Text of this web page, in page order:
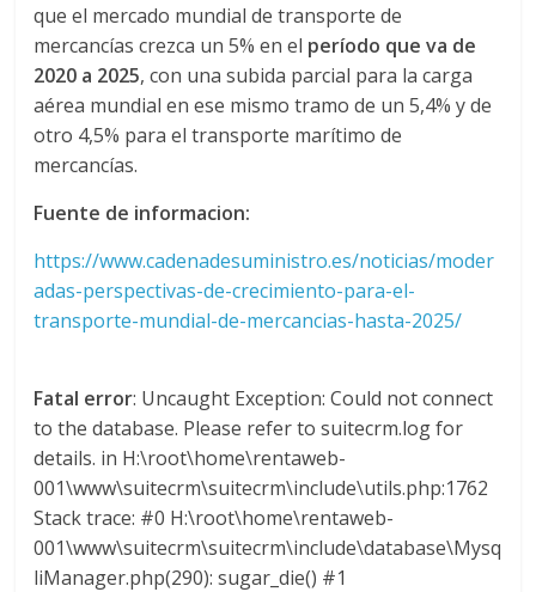
p
o
s
y
M
a
q
u
que el mercado mundial de transporte de
mercancías crezca un 5% en el período que va de
2020 a 2025, con una subida parcial para la carga
aérea mundial en ese mismo tramo de un 5,4% y de
otro 4,5% para el transporte marítimo de
mercancías.
Fuente de informacion:
https://www.cadenadesuministro.es/noticias/moder
adas-perspectivas-de-crecimiento-para-el-
transporte-mundial-de-mercancias-hasta-2025/
Fatal error: Uncaught Exception: Could not connect
to the database. Please refer to suitecrm.log for
details. in H:\root\home\rentaweb-
001\www\suitecrm\suitecrm\include\utils.php:1762
Stack trace: #0 H:\root\home\rentaweb-
001\www\suitecrm\suitecrm\include\database\Mysq
liManager.php(290): sugar_die() #1